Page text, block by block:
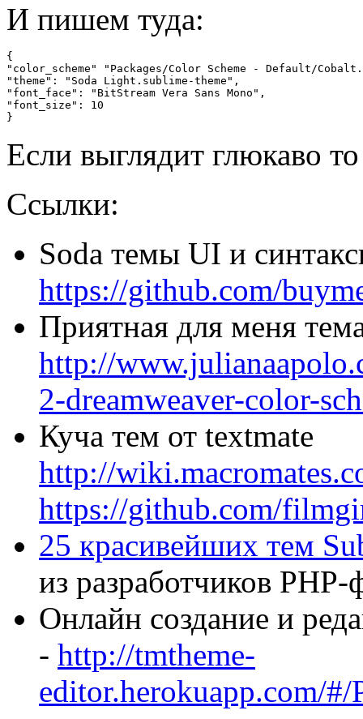
И пишем туда:
{
"color_scheme" "Packages/Color Scheme - Default/
"theme": "Soda Light.sublime-theme",
"font_face": "BitStream Vera Sans Mono",
"font_size": 10
Если выглядит глюкаво
Ссылки:
Soda темы UI и
https://github.com/
Приятная для меня
http://
2-dreamweaver-color-
Куча тем от textmate
http://
https://github.com/
25 красивейших тем
из разработчиков
Онлайн создание и
- http://tmtheme-
editor.herokuapp.com/#/